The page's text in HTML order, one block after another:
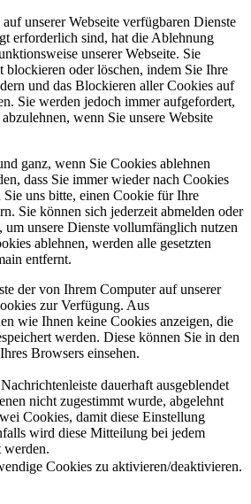
unserer Webseite verfügbaren Dienste
erforderlich sind, hat die Ablehnung
unserer Webseite. Sie
blockieren oder löschen, indem Sie Ihre
und das Blockieren aller Cookies auf
Sie werden jedoch immer aufgefordert,
wenn Sie unsere Website
ganz, wenn Sie Cookies ablehnen
dass Sie immer wieder nach Cookies
Sie uns bitte, einen Cookie für Ihre
Sie können sich jederzeit abmelden oder
um unsere Dienste vollumfänglich nutzen
ablehnen, werden alle gesetzten
entfernt.
der von Ihrem Computer auf unserer
zur Verfügung. Aus
wie Ihnen keine Cookies anzeigen, die
werden. Diese können Sie in den
Browsers einsehen.
dauerhaft ausgeblendet
nicht zugestimmt wurde, abgelehnt
Cookies, damit diese Einstellung
wird diese Mitteilung bei jedem
werden.
Cookies zu aktivieren/deaktivieren.